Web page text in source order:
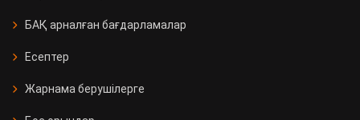
БАҚ арналған бағдарламалар
Есептер
Жарнама берушілерге